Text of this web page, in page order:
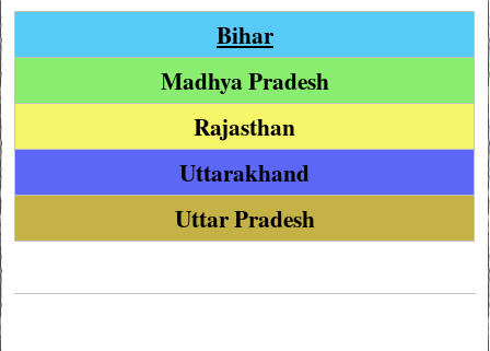
Bihar
Madhya Pradesh
Rajasthan
Uttarakhand
Uttar Pradesh